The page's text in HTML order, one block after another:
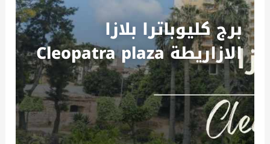
برج كليوباترا بلازا
الازاريطة Cleopatra plaza